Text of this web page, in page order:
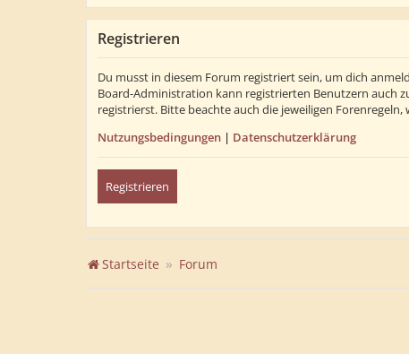
Registrieren
Du musst in diesem Forum registriert sein, um dich
Board-Administration kann registrierten Benutzern auch
registrierst. Bitte beachte auch die jeweiligen
Nutzungsbedingungen | Datenschutzerklärung
Registrieren
Startseite Forum